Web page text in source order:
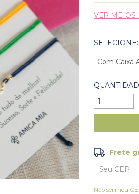
VER MEIOS
SELECIONE:
Frete
Entregas
Frete
Não sei meu